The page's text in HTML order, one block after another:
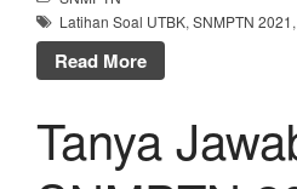
Latihan Soal UTBK, SNMPTN 2021,
Read More
Tanya